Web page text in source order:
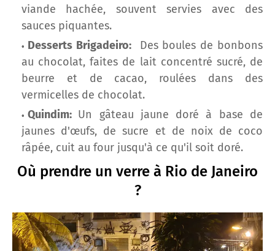
viande hachée, souvent servies avec des
sauces piquantes.
Desserts Brigadeiro:Des boules de bonbons
au chocolat, faites de lait concentré sucré, de
beurre et de cacao, roulées dans des
vermicelles de chocolat.
Quindim: Un gâteau jaune doré à base de
jaunes d'œufs, de sucre et de noix de coco
râpée, cuit au four jusqu'à ce qu'il soit doré.
Où prendre un verre à Rio de Janeiro
?